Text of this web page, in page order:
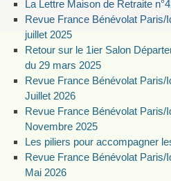
La Lettre Maison de Retraite
Revue France Bénévolat Paris/
juillet 2025
Retour sur le 1ier Salon
du 29 mars 2025
Revue France Bénévolat Paris/
Juillet 2026
Revue France Bénévolat Paris/
Novembre 2025
Les piliers pour accompagner
Revue France Bénévolat Paris/
Mai 2026